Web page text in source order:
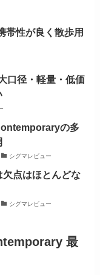
帯性が良く散歩用
口径・軽量・低価
の多
シグマレビュー
点はほとんどな
シグマレビュー
最